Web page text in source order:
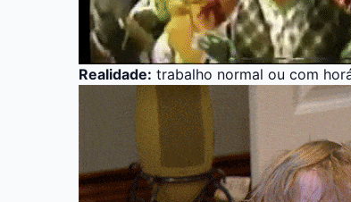
Realidade: trabalho normal ou com